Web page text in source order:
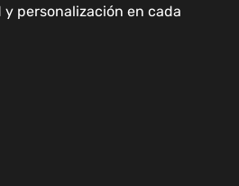
personalización en cada